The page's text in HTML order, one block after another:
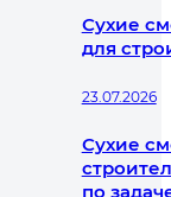
Сухие
для
23.07.2026
Сухие
по